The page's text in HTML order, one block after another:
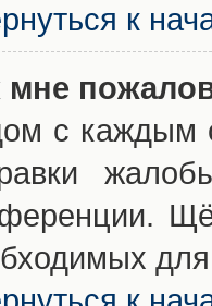
к
мне
с каждым